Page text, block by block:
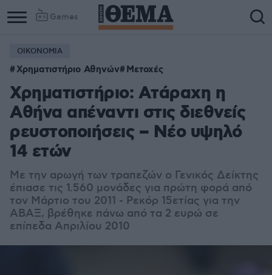
Games
ΟΙΚΟΝΟΜΙΑ
Χρηματιστήριο Αθηνών Μετοχές
Χρηματιστήριο: Ατάραχη η
Αθήνα απέναντι στις διεθνείς
ρευστοποιήσεις – Νέο υψηλό
14 ετών
Με την αρωγή των τραπεζών ο Γενικός Δείκτης
έπιασε τις 1.560 μονάδες για πρώτη φορά από
τον Μάρτιο του 2011 - Ρεκόρ 15ετίας για την
ΑΒΑΞ, βρέθηκε πάνω από τα 2 ευρώ σε
επίπεδα Απριλίου 2010